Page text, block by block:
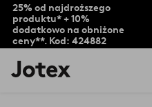
25% od najdroższego
produktu* + 10%
dodatkowo na obniżone
ceny**. Kod: 424882
Logo
Jotex